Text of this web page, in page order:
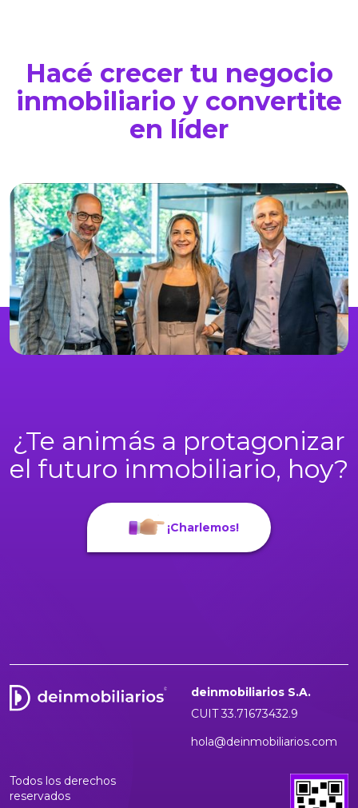
Hacé crecer tu negocio
inmobiliario y convertite
en líder
¿Te animás a protagonizar
el futuro inmobiliario, hoy?
¡Charlemos!
deinmobiliarios S.A.
CUIT 33.71673432.9
hola@deinmobiliarios.com
Todos los derechos
reservados